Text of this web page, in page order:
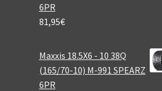
6PR
81,95€
Maxxis 18.5X6 - 10 38Q
(165/70-10) M-991 SPEARZ
6PR